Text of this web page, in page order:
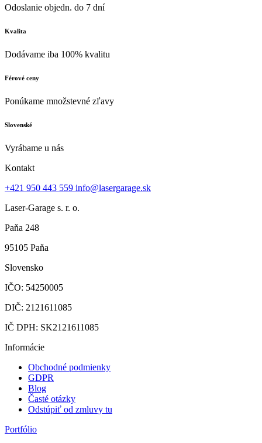
Odoslanie objedn. do 7 dní
Kvalita
Dodávame iba 100% kvalitu
Férové ceny
Ponúkame množstevné zľavy
Slovenské
Vyrábame u nás
Kontakt
+421 950 443 559 info@lasergarage.sk
Laser-Garage s. r. o.
Paňa 248
95105 Paňa
Slovensko
IČO: 54250005
DIČ: 2121611085
IČ DPH: SK2121611085
Informácie
Obchodné podmienky
GDPR
Blog
Časté otázky
Odstúpiť od zmluvy tu
Portfólio